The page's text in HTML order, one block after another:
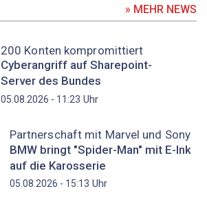
» MEHR NEWS
200 Konten kompromittiert
Cyberangriff auf Sharepoint-
Server des Bundes
05.08.2026 - 11:23 Uhr
Partnerschaft mit Marvel und Sony
BMW bringt "Spider-Man" mit E-Ink
auf die Karosserie
05.08.2026 - 15:13 Uhr